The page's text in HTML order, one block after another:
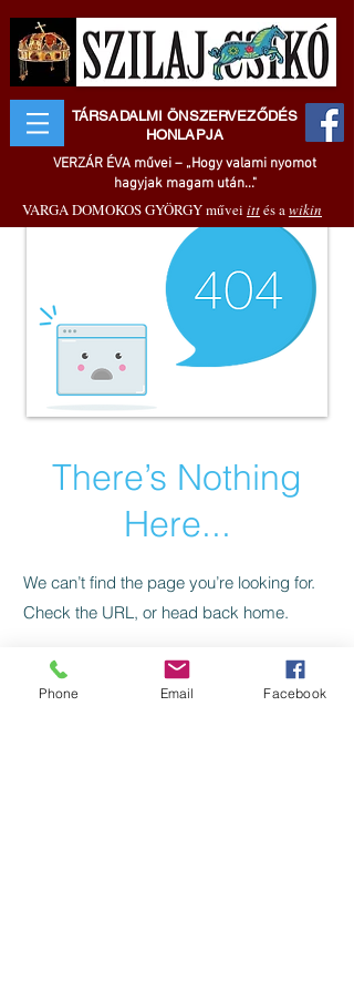
TÁRSADALMI ÖNSZERVEZŐDÉS
HONLAPJA
VERZÁR ÉVA művei – „Hogy valami nyomot
hagyjak magam után..."
VARGA DOMOKOS GYÖRGY művei ittés awikin
There’s Nothing
Here...
We can’t find the page you’re looking for.
Check the URL, or head back home.
Go Home
Phone Email Facebook